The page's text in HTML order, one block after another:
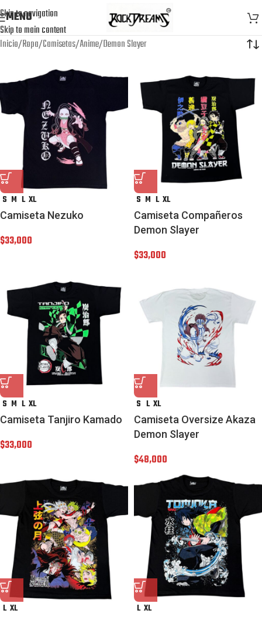
Skip to navigation
Skip to main content
MENU
Inicio Ropa Camisetas Anime Demon Slayer
S M L XL
Camiseta Nezuko
$33,000
S M L XL
Camiseta Compañeros
Demon Slayer
$33,000
S M L XL
Camiseta Tanjiro Kamado
$33,000
S L XL
Camiseta Oversize Akaza
Demon Slayer
$48,000
L XL L XL